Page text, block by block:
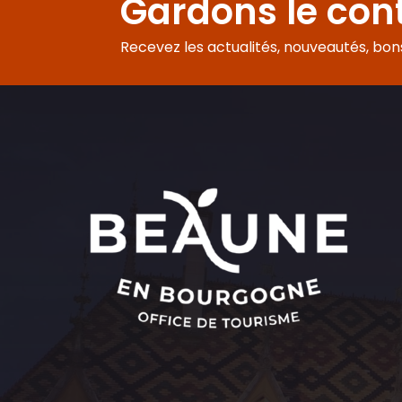
Gardons le
Recevez les actualités, nouveautés,